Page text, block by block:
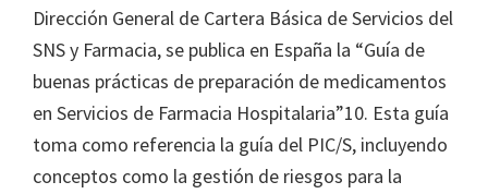
Dirección General de Cartera Básica de Servicios del
SNS y Farmacia, se publica en España la “Guía de
buenas prácticas de preparación de medicamentos
en Servicios de Farmacia Hospitalaria”10. Esta guía
toma como referencia la guía del PIC/S, incluyendo
conceptos como la gestión de riesgos para la